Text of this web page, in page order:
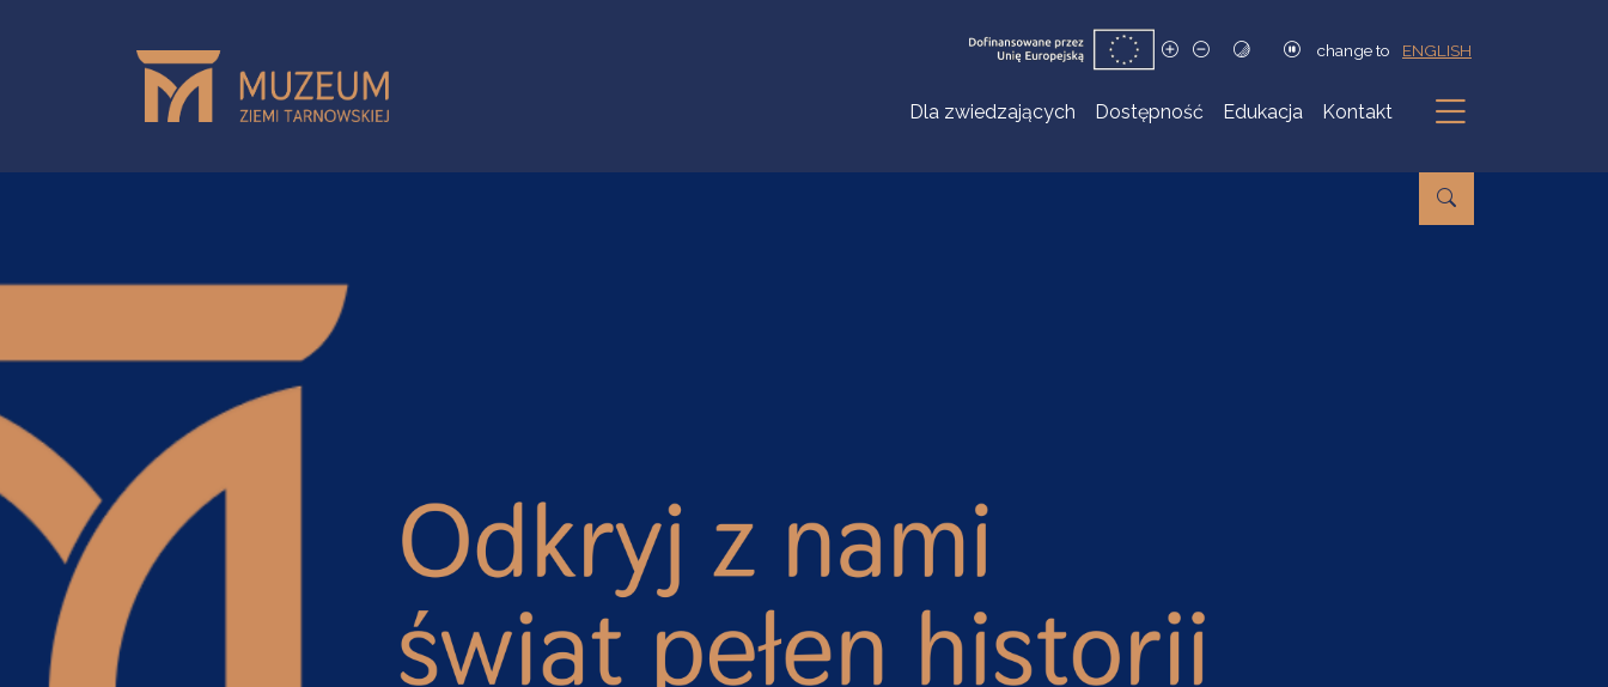
change to ENGLISH
Dla zwiedzających Dostępność Edukacja Kontakt
Podmenu